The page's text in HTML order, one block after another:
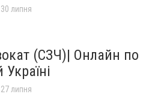
липня
(СЗЧ)| Онлайн по
Україні
липня